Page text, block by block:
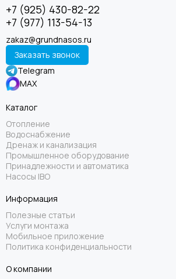
+7 (925) 430-82-22
+7 (977) 113-54-13
zakaz@grundnasos.ru
Заказать звонок
Telegram
MAX
Каталог
Отопление
Водоснабжение
Дренаж и канализация
Промышленное оборудование
Принадлежности и автоматика
Насосы IBO
Информация
Полезные статьи
Услуги монтажа
Мобильное приложение
Политика конфиденциальности
О компании